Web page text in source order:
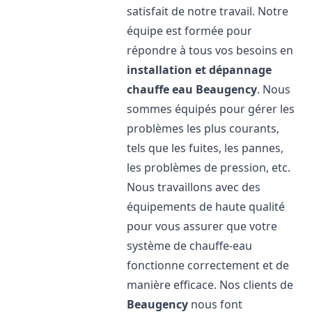
satisfait de notre travail. Notre
équipe est formée pour
répondre à tous vos besoins en
installation et dépannage
chauffe eau Beaugency. Nous
sommes équipés pour gérer les
problèmes les plus courants,
tels que les fuites, les pannes,
les problèmes de pression, etc.
Nous travaillons avec des
équipements de haute qualité
pour vous assurer que votre
système de chauffe-eau
fonctionne correctement et de
manière efficace. Nos clients de
Beaugency nous font